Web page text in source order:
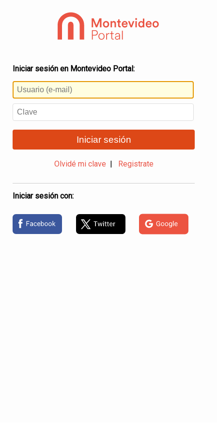
Iniciar sesión en Montevideo Portal:
Iniciar sesión
Olvidé mi clave Registrate
Iniciar sesión con: